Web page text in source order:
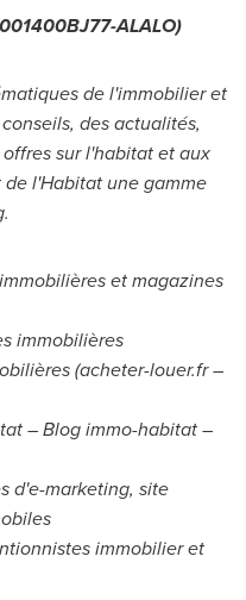
ALALO)
de l'immobilier et
des actualités,
sur l'habitat et aux
l'Habitat une gamme
et magazines
immobilières
(acheter-louer.fr –
– Blog immo-habitat –
d'e-marketing, site
immobilier et